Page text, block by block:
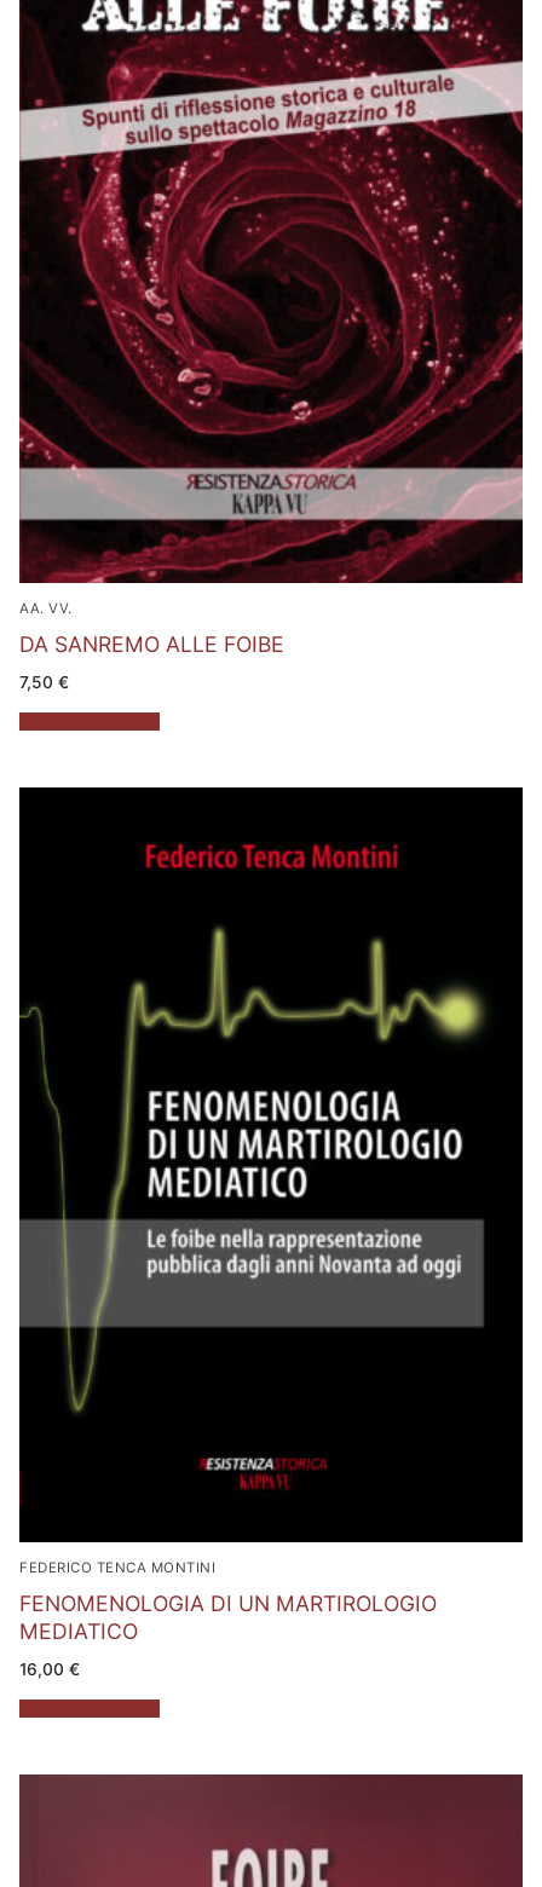
AA. VV.
DA SANREMO ALLE FOIBE
7,50 €
FEDERICO TENCA MONTINI
FENOMENOLOGIA DI UN MARTIROLOGIO
MEDIATICO
16,00 €